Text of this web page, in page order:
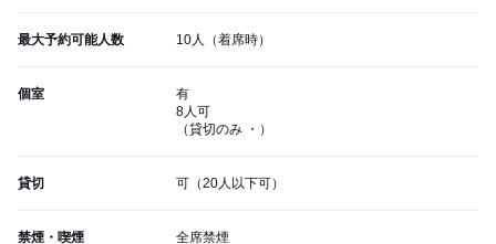
最大予約可能人数 10人（着席時）
個室
有
8人可
（貸切のみ ・）
貸切 可（20人以下可）
禁煙・喫煙 全席禁煙